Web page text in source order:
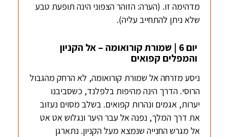
מדהימה זו. (הערה: הזוהר הצפוני הינה תופעת טבע
שלא ניתן להתחייב עליה).
יום 6 | שמורת קורואומה – אל הקניון
והמפלים קפואים
ניסע מזרחה אל שמורת קורואומה, לא הרחק מהגבול
הרוסי. הדרך הינה מהיפות בלפלנד, כשסביבנו
יערות, אגמים ונהרות קפואים. בשלב מסוים נעזוב
את דרך המלך, נפנה אל עבר היער ונגלוש אט אט
אל מגרש החנייה שנמצא מעל הקניון. נתארגן